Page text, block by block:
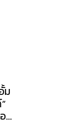
ม
...